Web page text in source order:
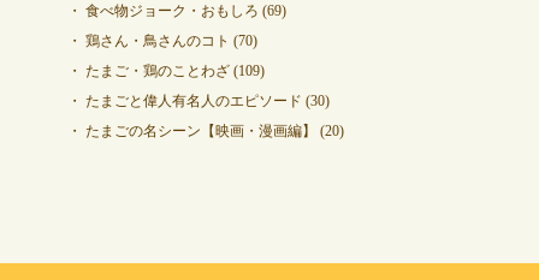
食べ物ジョーク・おもしろ (69)
鶏さん・鳥さんのコト (70)
たまご・鶏のことわざ(109)
たまごと偉人有名人のエピソード (30)
たまごの名シーン【映画・漫画編】
(20)